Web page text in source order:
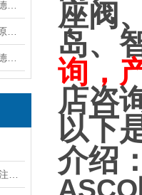
座阀
岛、
询，
店咨
以下
介绍